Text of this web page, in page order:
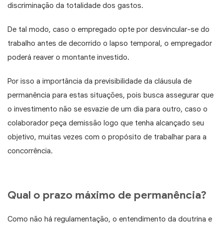
discriminação da totalidade dos gastos.
De tal modo, caso o empregado opte por desvincular-se do
trabalho antes de decorrido o lapso temporal, o empregador
poderá reaver o montante investido.
Por isso a importância da previsibilidade da cláusula de
permanência para estas situações, pois busca assegurar que
o investimento não se esvazie de um dia para outro, caso o
colaborador peça demissão logo que tenha alcançado seu
objetivo, muitas vezes com o propósito de trabalhar para a
concorrência.
Qual o prazo máximo de permanência?
Como não há regulamentação, o entendimento da doutrina e